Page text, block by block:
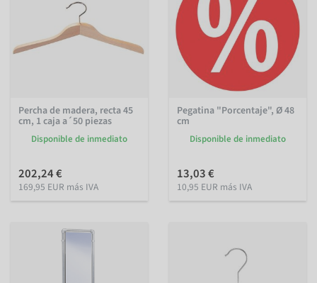
Percha de madera, recta 45
cm, 1 caja a´50 piezas
Disponible de inmediato
202,24 €
169,95 EUR más IVA
Pegatina "Porcentaje", Ø 48
cm
Disponible de inmediato
13,03 €
10,95 EUR más IVA